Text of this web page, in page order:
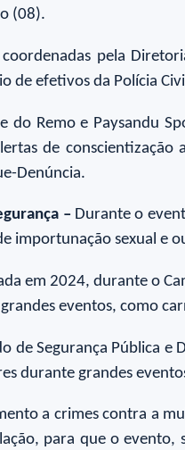
(08).
pela
de efetivos da Polícia
do Remo e Paysandu
de
Denúncia.
– Durante o
importunação sexual e
em 2024, durante o
eventos, como
de Segurança Pública
durante grandes
a crimes contra a
para que o